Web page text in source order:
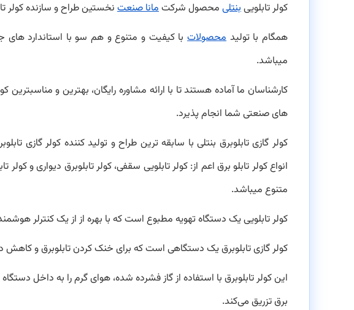
کولر تابلوییبنتلی محصول شرکتمانا صنعت نخستین طراح و سازنده کولر
همگام با تولید محصولاتبا کیفیت و متنوع و هم سو با استاندارد
میباشد.
کارشناسان ما آماده هستند تا با ارائه مشاوره رایگان، بهترین و مناسبترین
های صنعتی شما انجام پذیرد.
کولر گازی تابلوبرق بنتلی با سابقه ترین طراح و تولید کننده کولر گازی
انواع کولر تابلو برق اعم از: کولر تابلویی سقفی، کولر تابلوبرق دیواری و
متنوع میباشد.
کولر تابلویی یک دستگاه تهویه مطبوع است که با بهره از از یک کنترلر
کولر گازی تابلوبرق یک دستگاهی است که برای خنک کردن تابلوبرق و کاهش
این کولر تابلوبرق با استفاده از گاز فشرده شده، هوای گرم را به داخل
برق تزریق می‌کند.